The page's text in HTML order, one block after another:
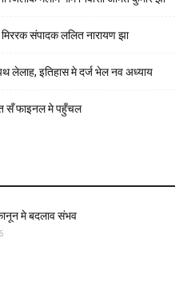
संपादक ललित नारायण झा
लेलाह, इतिहास मे दर्ज भेल नव अध्याय
सँ फाइनल मे पहुँचल
मे बदलाव संभव